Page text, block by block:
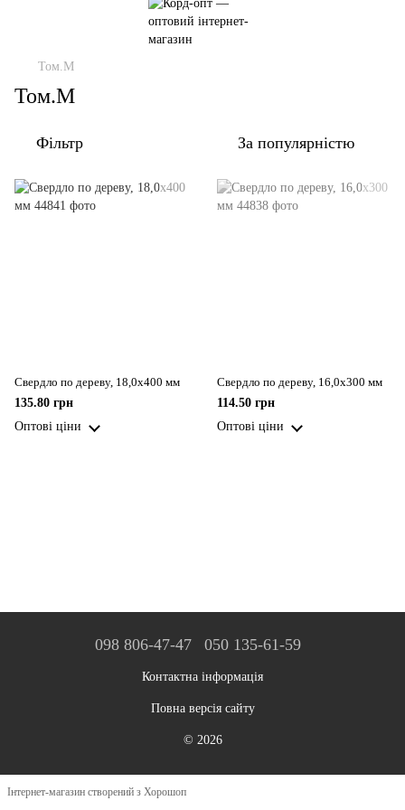
Том.М
Том.М
Фільтр За популярністю
Свердло по дереву, 18,0x400 мм
135.80 грн
Оптові ціни
Свердло по дереву, 16,0x300 мм
114.50 грн
Оптові ціни
098 806-47-47 050 135-61-59
Контактна інформація
Повна версія сайту
© 2026
Інтернет-магазин створений з Хорошоп